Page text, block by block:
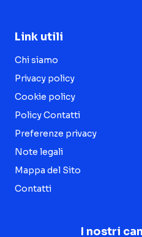
Link utili
Chi siamo
Privacy policy
Cookie policy
Policy Contatti
Preferenze privacy
Note legali
Mappa del Sito
Contatti
I nostri